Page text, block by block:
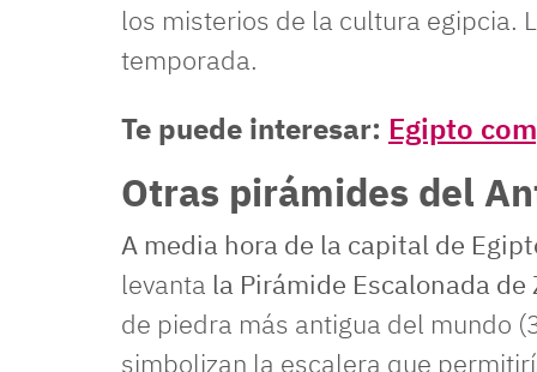
los misterios de la cultura egipcia.
temporada.
Te puede interesar: Egipto
Otras pirámides del
A media hora de la capital de
levanta la Pirámide Escalonada de
de piedra más antigua del mundo
simbolizan la escalera que